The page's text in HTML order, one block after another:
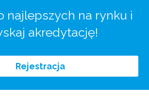
najlepszych na rynku i
akredytację!
Rejestracja